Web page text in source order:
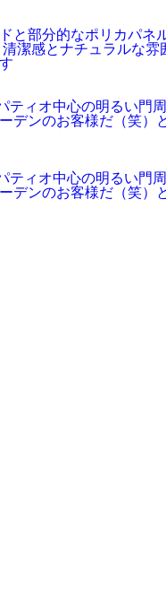
と部分的なポリカパ
潔感とナチュラルな
ィオ中心の明るい
デンのお客様だ（笑
ィオ中心の明るい
デンのお客様だ（笑